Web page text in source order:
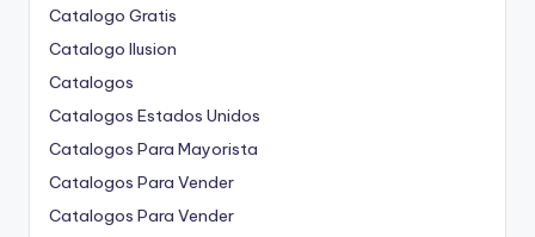
Catalogo Gratis
Catalogo Ilusion
Catalogos
Catalogos Estados Unidos
Catalogos Para Mayorista
Catalogos Para Vender
Catalogos Para Vender